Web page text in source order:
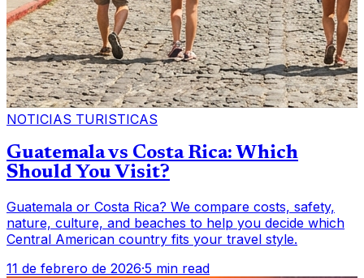
NOTICIAS TURISTICAS
Guatemala vs Costa Rica: Which
Should You Visit?
Guatemala or Costa Rica? We compare costs, safety,
nature, culture, and beaches to help you decide which
Central American country fits your travel style.
11 de febrero de 2026·5 min read